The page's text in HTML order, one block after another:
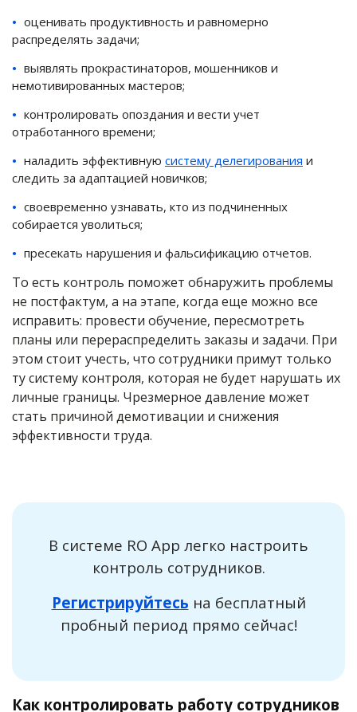
оценивать продуктивность и равномерно
распределять задачи;
выявлять прокрастинаторов, мошенников и
немотивированных мастеров;
контролировать опоздания и вести учет
отработанного времени;
наладить эффективную систему делегирования и
следить за адаптацией новичков;
своевременно узнавать, кто из подчиненных
собирается уволиться;
пресекать нарушения и фальсификацию отчетов.
То есть контроль поможет обнаружить проблемы
не постфактум, а на этапе, когда еще можно все
исправить: провести обучение, пересмотреть
планы или перераспределить заказы и задачи. При
этом стоит учесть, что сотрудники примут только
ту систему контроля, которая не будет нарушать их
личные границы. Чрезмерное давление может
стать причиной демотивации и снижения
эффективности труда.
В системе RO App легко настроить
контроль сотрудников.
Регистрируйтесь на бесплатный
пробный период прямо сейчас!
Как контролировать работу сотрудников